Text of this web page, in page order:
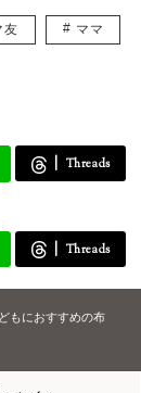
友 ママ
Threads
Threads
もにおすすめの布